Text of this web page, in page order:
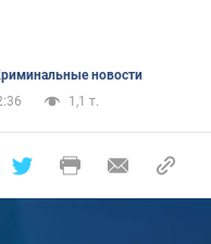
новости
1,1 т.